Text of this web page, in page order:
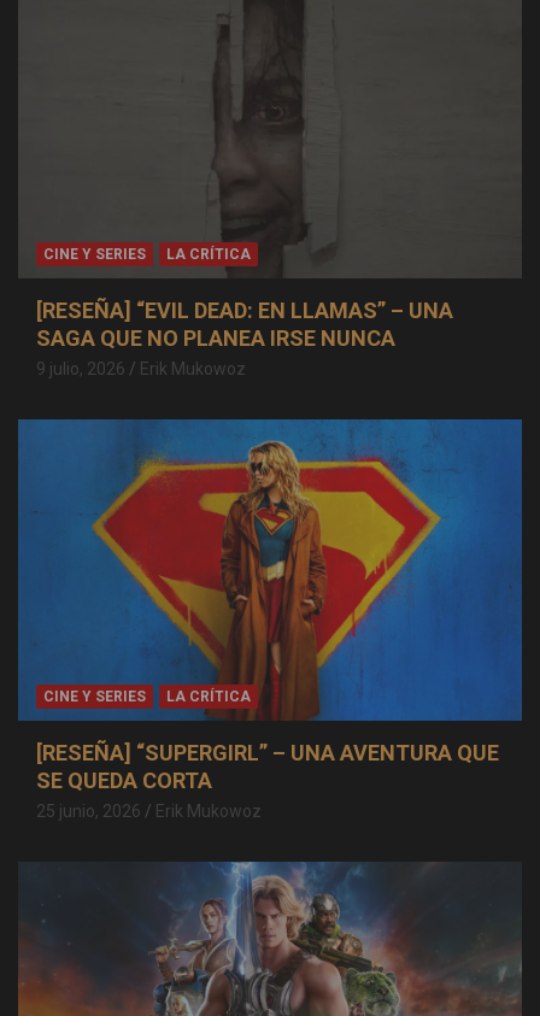
CINE Y SERIES LA CRÍTICA
[RESEÑA] “EVIL DEAD: EN LLAMAS” – UNA
SAGA QUE NO PLANEA IRSE NUNCA
9 julio, 2026 Erik Mukowoz
CINE Y SERIES LA CRÍTICA
[RESEÑA] “SUPERGIRL” – UNA AVENTURA QUE
SE QUEDA CORTA
25 junio, 2026 Erik Mukowoz